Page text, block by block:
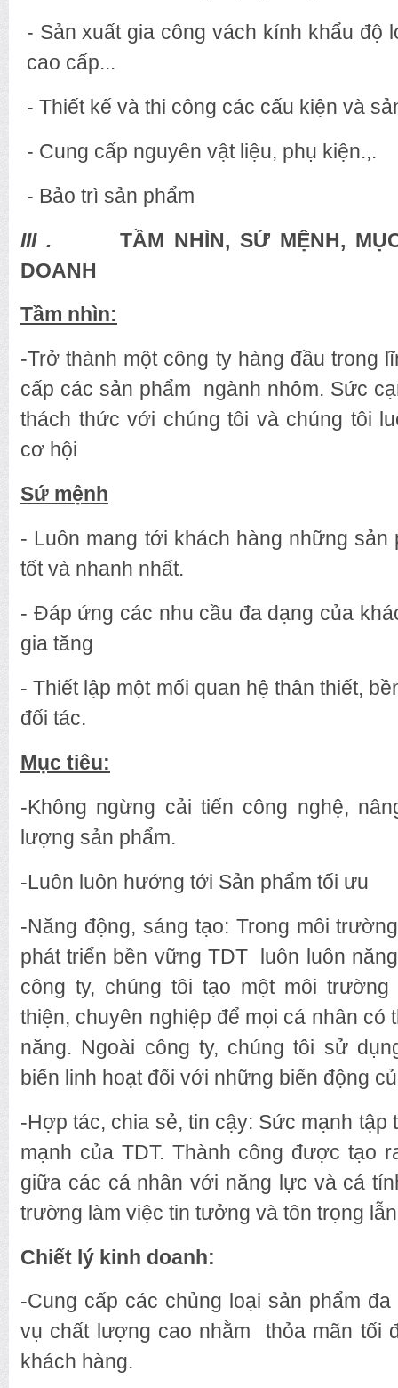
- Sản xuất gia công vách kính khẩu độ
cao cấp...
- Thiết kế và thi công các cấu kiện và
- Cung cấp nguyên vật liệu, phụ kiện.,.
- Bảo trì sản phẩm
III .
TẦM NHÌN, SỨ MỆNH,
DOANH
Tầm nhìn:
-Trở thành một công ty hàng đầu trong
cấp các sản phẩm ngành nhôm. Sức
thách thức với chúng tôi và chúng tôi
cơ hội
Sứ mệnh
- Luôn mang tới khách hàng những
tốt và nhanh nhất.
- Đáp ứng các nhu cầu đa dạng của
gia tăng
- Thiết lập một mối quan hệ thân thiết,
đối tác.
Mục tiêu:
-Không ngừng cải tiến công nghệ,
lượng sản phẩm.
-Luôn luôn hướng tới Sản phẩm tối ưu
-Năng động, sáng tạo: Trong môi
phát triển bền vững TDT luôn luôn
công ty, chúng tôi tạo một môi
thiện, chuyên nghiệp để mọi cá nhân có
năng. Ngoài công ty, chúng tôi sử
biến linh hoạt đối với những biến động
-Hợp tác, chia sẻ, tin cậy: Sức mạnh tập
mạnh của TDT. Thành công được tạo
giữa các cá nhân với năng lực và cá
trường làm việc tin tưởng và tôn trọng
Chiết lý kinh doanh:
-Cung cấp các chủng loại sản phẩm
vụ chất lượng cao nhằm thỏa mãn tối
khách hàng.